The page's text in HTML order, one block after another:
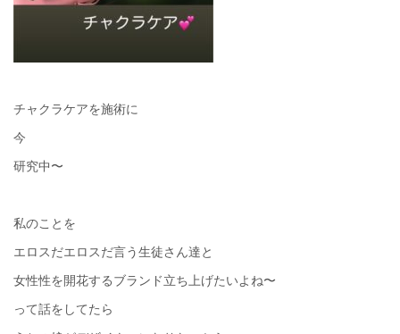
チャクラケアを施術に
今
研究中〜
私のことを
エロスだエロスだ言う生徒さん達と
女性性を開花するブランド立ち上げたいよね〜
って話をしてたら